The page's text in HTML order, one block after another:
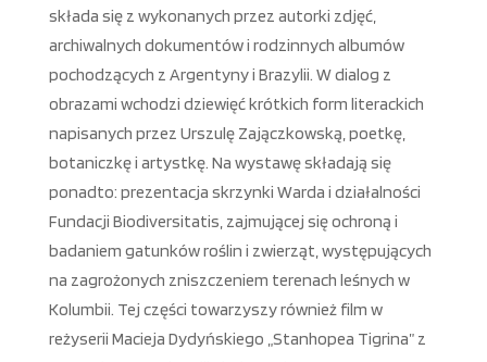
składa się z wykonanych przez autorki zdjęć,
archiwalnych dokumentów i rodzinnych albumów
pochodzących z Argentyny i Brazylii. W dialog z
obrazami wchodzi dziewięć krótkich form literackich
napisanych przez Urszulę Zajączkowską, poetkę,
botaniczkę i artystkę. Na wystawę składają się
ponadto: prezentacja skrzynki Warda i działalności
Fundacji Biodiversitatis, zajmującej się ochroną i
badaniem gatunków roślin i zwierząt, występujących
na zagrożonych zniszczeniem terenach leśnych w
Kolumbii. Tej części towarzyszy również film w
reżyserii Macieja Dydyńskiego „Stanhopea Tigrina” z